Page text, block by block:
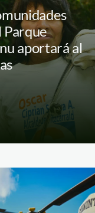
Parque
aportará al